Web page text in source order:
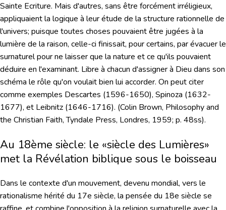
Sainte Ecriture. Mais d'autres, sans être forcément irréligieux,
appliquaient la logique à leur étude de la structure rationnelle de
l'univers; puisque toutes choses pouvaient être jugées à la
lumière de la raison, celle-ci finissait, pour certains, par évacuer le
surnaturel pour ne laisser que la nature et ce qu'ils pouvaient
déduire en l'examinant. Libre à chacun d'assigner à Dieu dans son
schéma le rôle qu'on voulait bien lui accorder. On peut citer
comme exemples Descartes (1596-1650), Spinoza (1632-
1677), et Leibnitz (1646-1716). (Colin Brown, Philosophy and
the Christian Faith, Tyndale Press, Londres, 1959; p. 48ss).
Au 18ème siècle: le «siècle des Lumières»
met la Révélation biblique sous le boisseau
Dans le contexte d'un mouvement, devenu mondial, vers le
rationalisme hérité du 17e siècle, la pensée du 18e siècle se